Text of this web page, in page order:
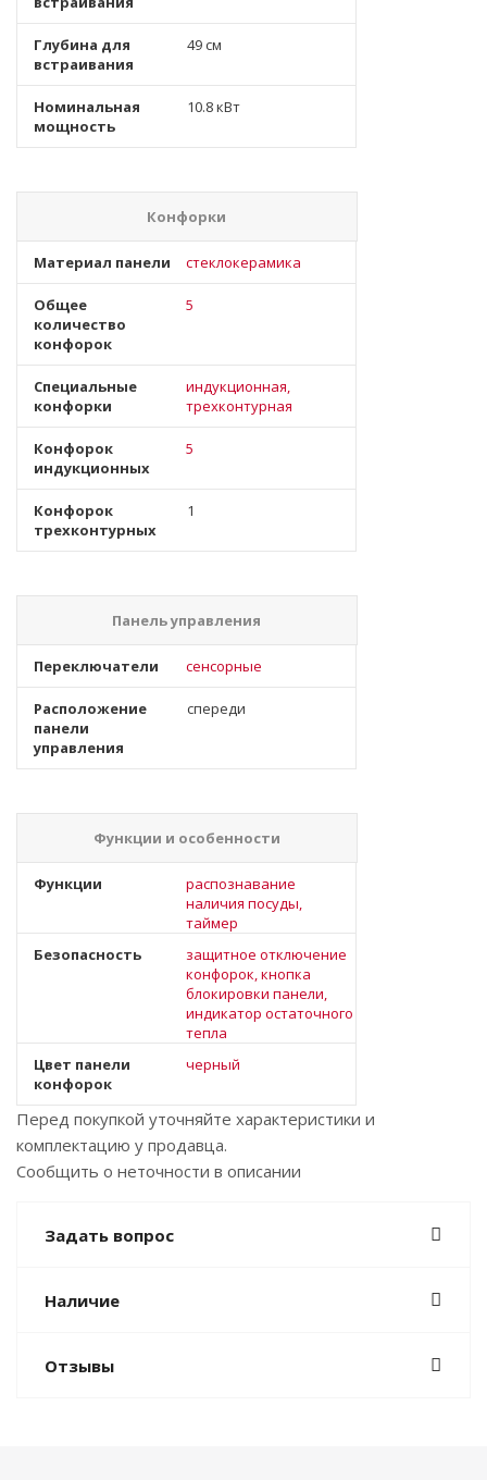
Глубина для
встраивания
49 см
Номинальная
мощность
10.8 кВт
Конфорки
Материал панели стеклокерамика
Общее
количество
конфорок
5
Специальные
конфорки
индукционная,
трехконтурная
Конфорок
индукционных
5
Конфорок
трехконтурных
1
Панель управления
Переключатели сенсорные
Расположение
панели
управления
спереди
Функции и особенности
Функции
распознавание
наличия посуды,
таймер
Безопасность
защитное отключение
конфорок, кнопка
блокировки панели,
индикатор остаточного
тепла
Цвет панели
конфорок
черный
Перед покупкой уточняйте характеристики и
комплектацию у продавца.
Сообщить о неточности в описании
Задать вопрос
Наличие
Отзывы